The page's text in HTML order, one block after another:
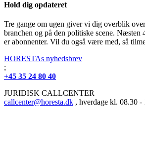
Hold dig opdateret
Tre gange om ugen giver vi dig overblik
branchen og på den politiske scene. Næsten
er abonnenter. Vil du også være med, så
HORESTAs nyhedsbrev
;
+45 35 24 80 40
JURIDISK CALLCENTER
callcenter@horesta.dk , hverdage kl. 08.30 -